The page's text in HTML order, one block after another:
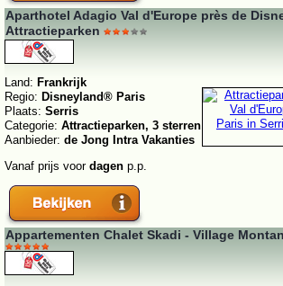
Aparthotel Adagio Val d'Europe près de
Attractieparken
Land: Frankrijk
Regio: Disneyland® Paris
Plaats: Serris
Categorie: Attractieparken, 3 sterren
Aanbieder: de Jong Intra Vakanties
Vanaf prijs voor dagen p.p.
Appartementen Chalet Skadi - Village